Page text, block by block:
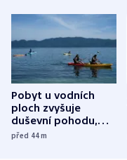
Pobyt u vodních
ploch zvyšuje
duševní pohodu,
ukázala
před 44m